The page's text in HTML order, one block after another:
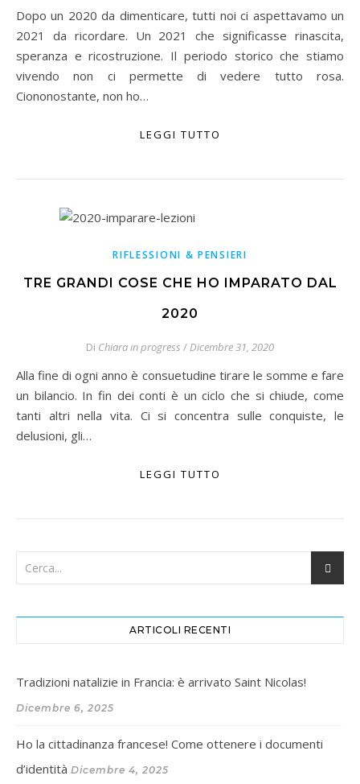
Dopo un 2020 da dimenticare, tutti noi ci aspettavamo un
2021 da ricordare. Un 2021 che significasse rinascita,
speranza e ricostruzione. Il periodo storico che stiamo
vivendo non ci permette di vedere tutto rosa.
Ciononostante, non ho…
LEGGI TUTTO
RIFLESSIONI & PENSIERI
TRE GRANDI COSE CHE HO IMPARATO DAL
2020
Di Chiara in progress /Dicembre 31, 2020
Alla fine di ogni anno è consuetudine tirare le somme e fare
un bilancio. In fin dei conti è un ciclo che si chiude, come
tanti altri nella vita. Ci si concentra sulle conquiste, le
delusioni, gli…
LEGGI TUTTO
ARTICOLI RECENTI
Tradizioni natalizie in Francia: è arrivato Saint Nicolas!
Dicembre 6, 2025
Ho la cittadinanza francese! Come ottenere i documenti
d’identità Dicembre 4, 2025